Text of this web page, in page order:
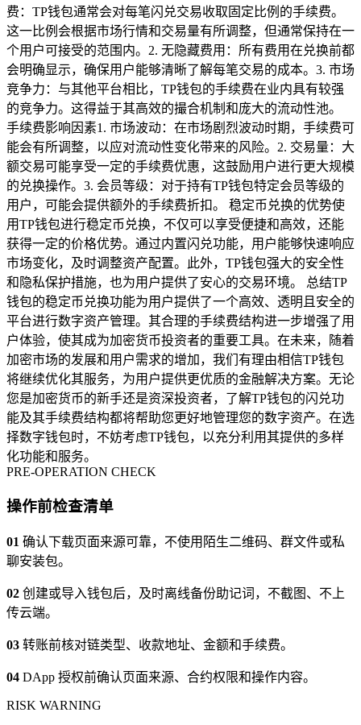
费：TP钱包通常会对每笔闪兑交易收取固定比例的手续费。
这一比例会根据市场行情和交易量有所调整，但通常保持在一
个用户可接受的范围内。2. 无隐藏费用：所有费用在兑换前都
会明确显示，确保用户能够清晰了解每笔交易的成本。3. 市场
竞争力：与其他平台相比，TP钱包的手续费在业内具有较强
的竞争力。这得益于其高效的撮合机制和庞大的流动性池。
手续费影响因素1. 市场波动：在市场剧烈波动时期，手续费可
能会有所调整，以应对流动性变化带来的风险。2. 交易量：大
额交易可能享受一定的手续费优惠，这鼓励用户进行更大规模
的兑换操作。3. 会员等级：对于持有TP钱包特定会员等级的
用户，可能会提供额外的手续费折扣。 稳定币兑换的优势使
用TP钱包进行稳定币兑换，不仅可以享受便捷和高效，还能
获得一定的价格优势。通过内置闪兑功能，用户能够快速响应
市场变化，及时调整资产配置。此外，TP钱包强大的安全性
和隐私保护措施，也为用户提供了安心的交易环境。 总结TP
钱包的稳定币兑换功能为用户提供了一个高效、透明且安全的
平台进行数字资产管理。其合理的手续费结构进一步增强了用
户体验，使其成为加密货币投资者的重要工具。在未来，随着
加密市场的发展和用户需求的增加，我们有理由相信TP钱包
将继续优化其服务，为用户提供更优质的金融解决方案。无论
您是加密货币的新手还是资深投资者，了解TP钱包的闪兑功
能及其手续费结构都将帮助您更好地管理您的数字资产。在选
择数字钱包时，不妨考虑TP钱包，以充分利用其提供的多样
化功能和服务。
PRE-OPERATION CHECK
操作前检查清单
01 确认下载页面来源可靠，不使用陌生二维码、群文件或私
聊安装包。
02 创建或导入钱包后，及时离线备份助记词，不截图、不上
传云端。
03 转账前核对链类型、收款地址、金额和手续费。
04 DApp 授权前确认页面来源、合约权限和操作内容。
RISK WARNING